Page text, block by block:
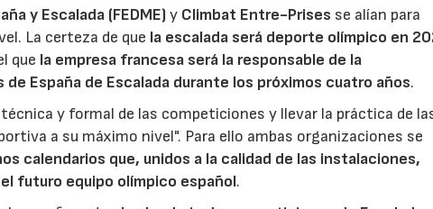
y Escalada (FEDME)y Climbat Entre-Prises se alían para
La certeza de que la escalada será deporte olímpico en
que la empresa francesa será la responsable de la
España de Escalada durante los próximos cuatro años.
y formal de las competiciones y llevar la práctica de
a su máximo nivel". Para ello ambas organizaciones se
calendarios que, unidos a la calidad de las instalaciones,
futuro equipo olímpico español.